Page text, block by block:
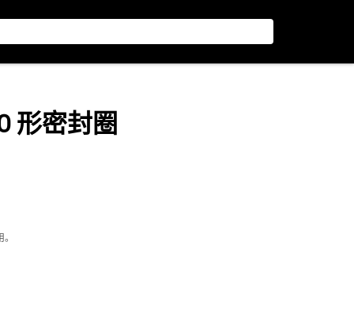
形密封圈